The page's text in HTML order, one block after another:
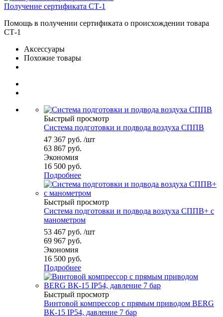
Получение сертификата СТ-1
Помощь в получении сертификата о происхождении товара
СТ-1
Аксессуары
Похожие товары
Быстрый просмотр
Система подготовки и подвода воздуха СППВ
47 367 руб. /шт
63 867 руб.
Экономия
16 500 руб.
Подробнее
Быстрый просмотр
Система подготовки и подвода воздуха СППВ+ с
манометром
53 467 руб. /шт
69 967 руб.
Экономия
16 500 руб.
Подробнее
Быстрый просмотр
Винтовой компрессор с прямым приводом BERG
ВК-15 IP54, давление 7 бар